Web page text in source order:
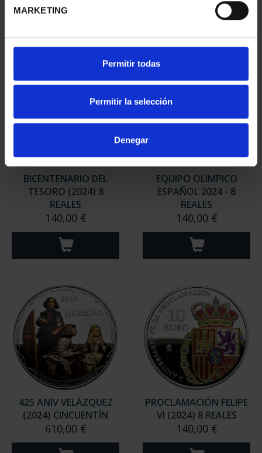
MARKETING
Permitir todas
Permitir la selección
Denegar
BICENTENARIO DEL
TESORO (2024) 8
REALES
140,00 €
EQUIPO OLIMPICO
ESPAÑOL 2024 - 8
REALES
140,00 €
425 ANIV VELÁZQUEZ
(2024) CINCUENTÍN
610,00 €
PROCLAMACIÓN FELIPE
VI (2024) 8 REALES
140,00 €